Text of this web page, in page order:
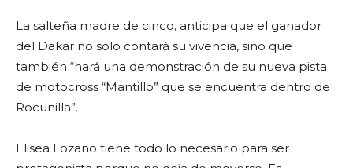
La salteña madre de cinco, anticipa que el ganador
del Dakar no solo contará su vivencia, sino que
también “hará una demonstración de su nueva pista
de motocross “Mantillo” que se encuentra dentro de
Rocunilla”.
Elisea Lozano tiene todo lo necesario para ser